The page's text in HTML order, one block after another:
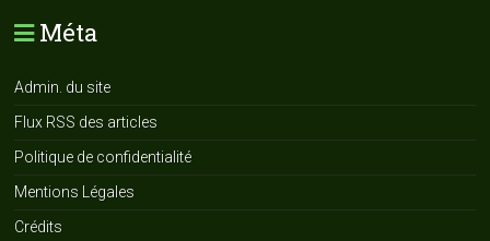
Méta
Admin. du site
Flux RSS des articles
Politique de confidentialité
Mentions Légales
Crédits